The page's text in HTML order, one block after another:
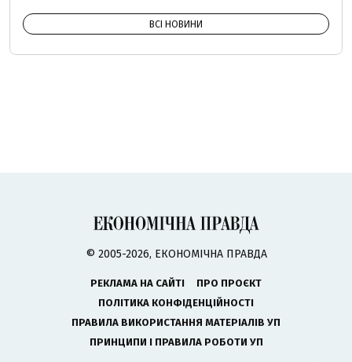
ВСІ НОВИНИ
© 2005-2026, ЕКОНОМІЧНА ПРАВДА
РЕКЛАМА НА САЙТІ
ПРО ПРОЄКТ
ПОЛІТИКА КОНФІДЕНЦІЙНОСТІ
ПРАВИЛА ВИКОРИСТАННЯ МАТЕРІАЛІВ УП
ПРИНЦИПИ І ПРАВИЛА РОБОТИ УП